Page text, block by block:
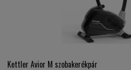
Kettler Avior M szobakerékpár